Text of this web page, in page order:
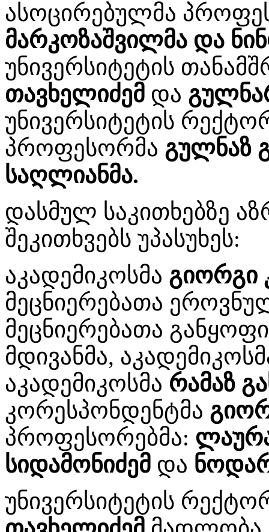
ასოცირებულმა
მარკოზაშვილმა და
უნივერსიტეტის
თავხელიძემ და
უნივერსიტეტის
პროფესორმა გულნაზ
საღლიანმა.
დასმულ საკითხებზე
შეკითხვებს უპასუხეს:
აკადემიკოსმა გიორგი
მეცნიერებათა
მეცნიერებათა
მდივანმა,
აკადემიკოსმა რამაზ
კორესპონდენტმა
პროფესორებმა:
სიდამონიძემ და
უნივერსიტეტის